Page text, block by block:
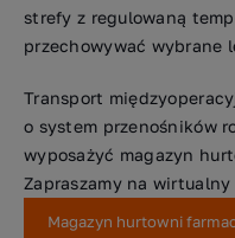
strefy z regulowaną
przechowywać wybrane
Transport
o system przenośników
wyposażyć magazyn
Zapraszamy na
Magazyn hurtowni